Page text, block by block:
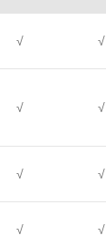
√ √
√ √
√ √
√ √